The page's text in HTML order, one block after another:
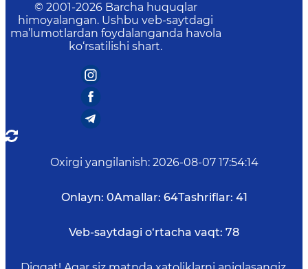
© 2001-2026 Barcha huquqlar
himoyalangan. Ushbu veb-saytdagi
ma’lumotlardan foydalanganda havola
ko‘rsatilishi shart.
Oxirgi yangilanish: 2026-08-07 17:54:14
Onlayn: 0Amallar: 64Tashriflar: 41
Veb-saytdagi o‘rtacha vaqt: 78